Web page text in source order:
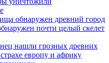
обнаружен древний город
почти целый скелет
нашли грозных древних
европу и африку